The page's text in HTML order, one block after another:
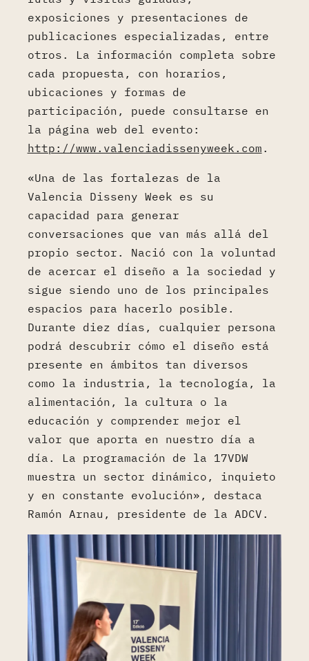
exposiciones y presentaciones de
publicaciones especializadas, entre
otros. La información completa sobre
cada propuesta, con horarios,
ubicaciones y formas de
participación, puede consultarse en
la página web del evento:
http://www.valenciadissenyweek.com .
«Una de las fortalezas de la
Valencia Disseny Week es su
capacidad para generar
conversaciones que van más allá del
propio sector. Nació con la voluntad
de acercar el diseño a la sociedad y
sigue siendo uno de los principales
espacios para hacerlo posible.
Durante diez días, cualquier persona
podrá descubrir cómo el diseño está
presente en ámbitos tan diversos
como la industria, la tecnología, la
alimentación, la cultura o la
educación y comprender mejor el
valor que aporta en nuestro día a
día. La programación de la 17VDW
muestra un sector dinámico, inquieto
y en constante evolución», destaca
Ramón Arnau, presidente de la ADCV.